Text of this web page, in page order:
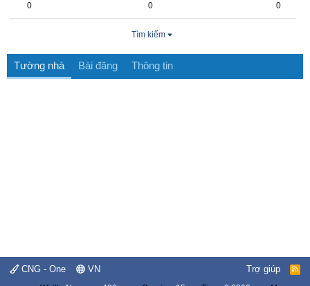
0 0 0
Tìm kiếm
Tường nhà Bài đăng Thông tin
CNG - One VN Trợ giúp
R